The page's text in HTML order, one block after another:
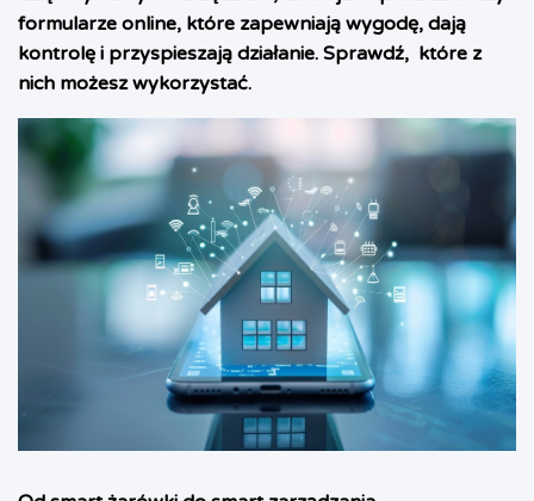
formularze online, które zapewniają wygodę, dają
kontrolę i przyspieszają działanie. Sprawdź, które z
nich możesz wykorzystać.